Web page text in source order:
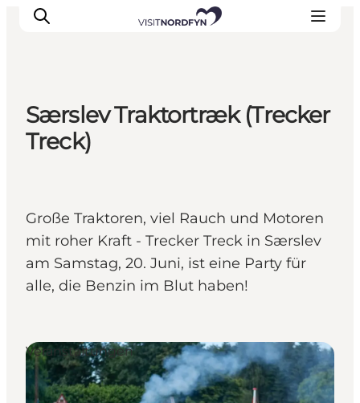
Erleben
Eventkalender
Erlebnisbuchung
Für Kinder
Særslev Traktortræk (Trecker
Treck)
Große Traktoren, viel Rauch und Motoren
mit roher Kraft - Trecker Treck in Særslev
am Samstag, 20. Juni, ist eine Party für
alle, die Benzin im Blut haben!
Veranstaltungen